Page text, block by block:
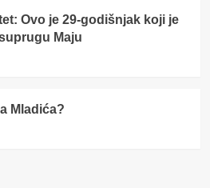
Ovo je 29-godišnjak koji je
Maju
Mladića?